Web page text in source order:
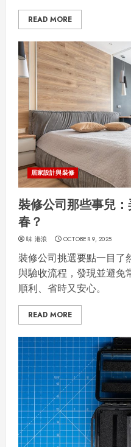
READ MORE
居家設計與裝修
裝修公司那些事兒
春？
味 港浪 OCTOBER 9, 2025
裝修公司挑選要點一目了
與驗收流程，發現並避免
順利、省時又安心。
READ MORE